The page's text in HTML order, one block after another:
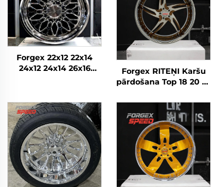
Forgex 22x12 22x14
24x12 24x14 26x16
8x180 8x6.5 6x5.5 5x5
Kravas auto riteņi
Forgex RITEŅI Karšu
pārdošana Top 18 20 22
5x114.3 5x120 6x139.7
Pielāgoti kausētie
riteņi Personīgā auto
diski